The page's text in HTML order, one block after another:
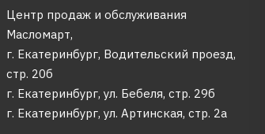
Центр продаж и обслуживания
Масломарт,
г. Екатеринбург, Водительский проезд,
стр. 20б
г. Екатеринбург, ул. Бебеля, стр. 29б
г. Екатеринбург, ул. Артинская, стр. 2а